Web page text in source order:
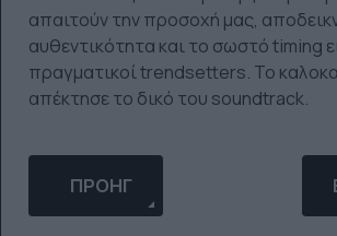
απαιτούν την προσοχή μας,
αυθεντικότητα και το σωστό timing
πραγματικοί trendsetters. Το
απέκτησε το δικό του soundtrack.
ΠΡΟΗΓΟΎΜΕΝΟ ΆΡΘΡΟ:
ΠΡΟΗΓ